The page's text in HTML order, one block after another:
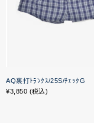
AQ裏打ﾄﾗﾝｸｽ/25S/ﾁｪｯｸG
¥3,850 (税込)